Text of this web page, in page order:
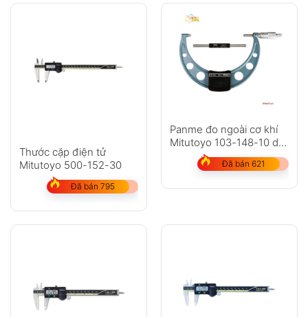
Thước cặp điện tử
Mitutoyo 500-152-30
Đã bán 795
Panme đo ngoài cơ khí
Mitutoyo 103-148-10 dải
đo: 275-300mm
Đã bán 621